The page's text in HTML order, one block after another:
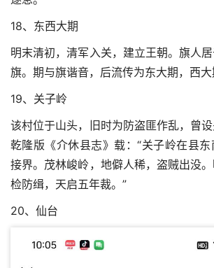
18、东西大期
明末清初，清军入关，建立王朝。旗人
旗。期与旗谐音，后流传为东大期，西大
19、关子岭
该村位于山头，旧时为防盗匪作乱，曾设
乾隆版《介休县志》载：“关子岭在县
接界。茂林峻岭，地僻人稀，盗贼出没
检防缉，天启五年裁。”
20、仙台